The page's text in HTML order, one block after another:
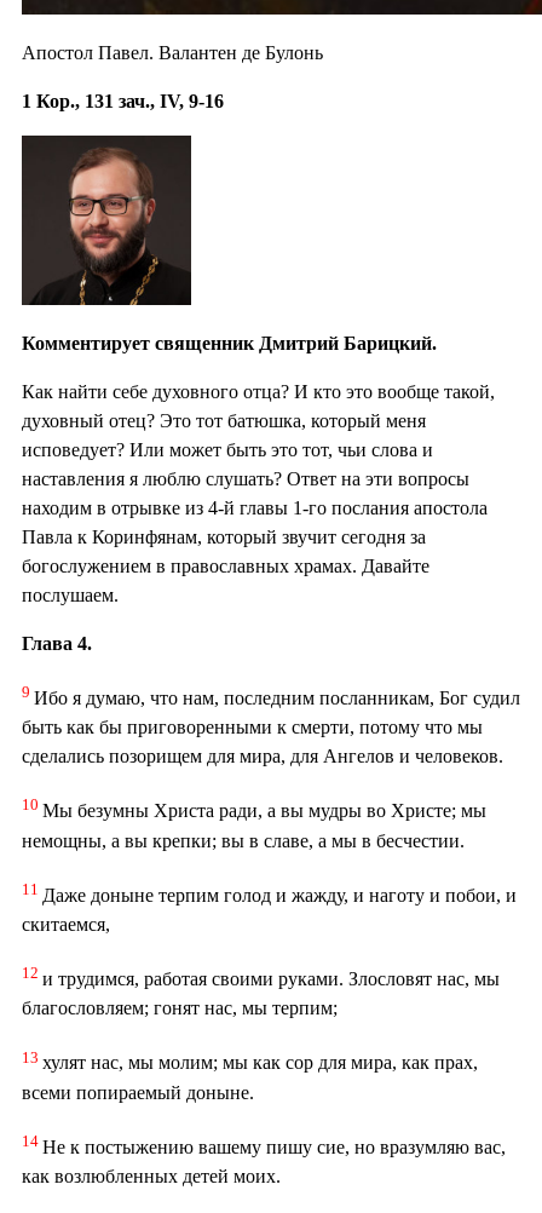
Апостол Павел. Валантен де Булонь
1 Кор., 131 зач., IV, 9-16
Комментирует священник Дмитрий Барицкий.
Как найти себе духовного отца? И кто это вообще такой,
духовный отец? Это тот батюшка, который меня
исповедует? Или может быть это тот, чьи слова и
наставления я люблю слушать? Ответ на эти вопросы
находим в отрывке из 4-й главы 1-го послания апостола
Павла к Коринфянам, который звучит сегодня за
богослужением в православных храмах. Давайте
послушаем.
Глава 4.
9 Ибо я думаю, что нам, последним посланникам, Бог судил
быть как бы приговоренными к смерти, потому что мы
сделались позорищем для мира, для Ангелов и человеков.
10 Мы безумны Христа ради, а вы мудры во Христе; мы
немощны, а вы крепки; вы в славе, а мы в бесчестии.
11 Даже доныне терпим голод и жажду, и наготу и побои, и
скитаемся,
12 и трудимся, работая своими руками. Злословят нас, мы
благословляем; гонят нас, мы терпим;
13 хулят нас, мы молим; мы как сор для мира, как прах,
всеми попираемый доныне.
14 Не к постыжению вашему пишу сие, но вразумляю вас,
как возлюбленных детей моих.